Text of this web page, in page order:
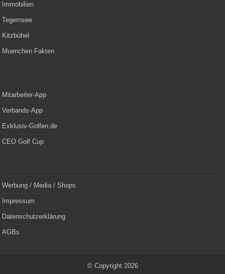
Immobilien
Tegernsee
Kitzbühel
Muenchen Fakten
Mitarbeiter-App
Verbands-App
Exklusiv-Golfen.de
CEO Golf Cup
Werbung / Media / Shops
Impressum
Datenschutzerklärung
AGBs
© Copyright 2026